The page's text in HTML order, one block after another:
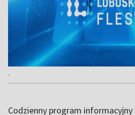
.
Codzienny program